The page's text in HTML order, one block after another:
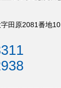
田原2081番地10